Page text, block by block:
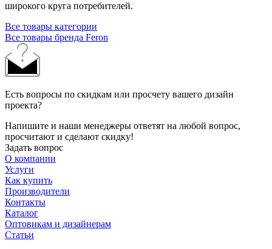
широкого круга потребителей.
Все товары категории
Все товары бренда Feron
Есть вопросы по скидкам или просчету вашего дизайн
проекта?
Напишите и наши менеджеры ответят на любой вопрос,
просчитают и сделают скидку!
Задать вопрос
О компании
Услуги
Как купить
Производители
Контакты
Каталог
Оптовикам и дизайнерам
Статьи